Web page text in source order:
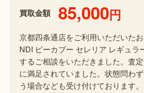
買取金額 85,000円
京都四条通店をご利用いただいた
NDI ピーカブー セレリア レギュラ
するご相談をいただきました。査
に満足されていました。状態問わ
う場合なども受け付けております